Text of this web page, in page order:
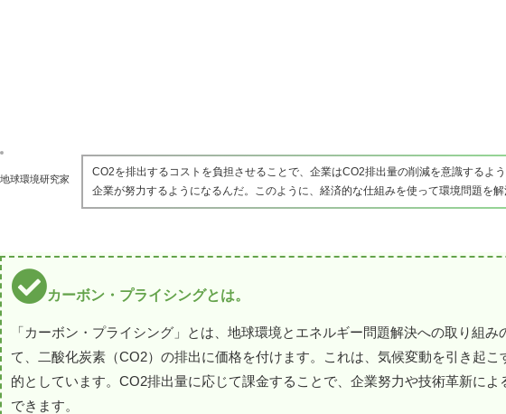
地球環境研究家
CO2を排出するコストを負担させることで、企業はCO2排出量の削減を意識する
企業が努力するようになるんだ。このように、経済的な仕組みを使って環境問題を解
カーボン・プライシングとは。
「カーボン・プライシング」とは、地球環境とエネルギー問題解決への取り組
て、二酸化炭素（CO2）の排出に価格を付けます。これは、気候変動を引き起
的としています。CO2排出量に応じて課金することで、企業努力や技術革新に
できます。